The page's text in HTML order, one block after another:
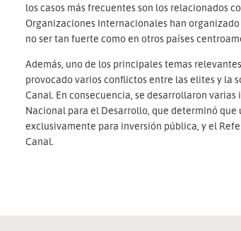
los casos más frecuentes son los relacionados
Organizaciones Internacionales han
no ser tan fuerte como en otros países
Además, uno de los principales temas
provocado varios conflictos entre las elites y la
Canal. En consecuencia, se desarrollaron
Nacional para el Desarrollo, que determinó que
exclusivamente para inversión pública, y el
Canal.